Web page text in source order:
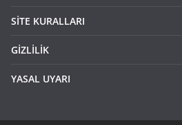
SİTE KURALLARI
GİZLİLİK
YASAL UYARI